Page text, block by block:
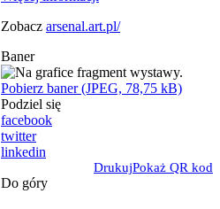
Zobacz arsenal.art.pl/
Baner
Pobierz baner (JPEG, 78,75 kB)
Podziel się
facebook
twitter
linkedin
DrukujPokaż QR kod
Do góry